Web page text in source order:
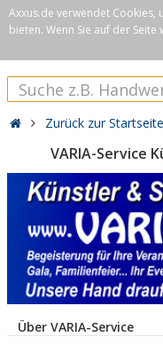
Axxus.de verwendet Cookies,
bieten. Wenn Sie auf der
Zurück zur Startseite
VARIA-Service
Über VARIA-Service